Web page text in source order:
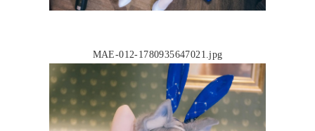
MAE-012-1780935647021.jpg